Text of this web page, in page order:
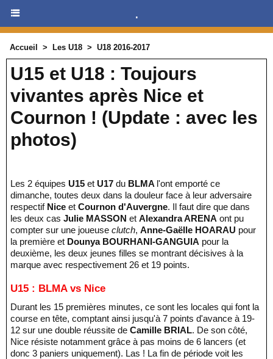
.
Accueil > Les U18 > U18 2016-2017
U15 et U18 : Toujours
vivantes après Nice et
Cournon ! (Update : avec les
photos)
Les 2 équipes U15 et U17 du BLMA l'ont emporté ce
dimanche, toutes deux dans la douleur face à leur adversaire
respectif Nice et Cournon d'Auvergne. Il faut dire que dans
les deux cas Julie MASSON et Alexandra ARENA ont pu
compter sur une joueuse clutch, Anne-Gaëlle HOARAU pour
la première et Dounya BOURHANI-GANGUIA pour la
deuxième, les deux jeunes filles se montrant décisives à la
marque avec respectivement 26 et 19 points.
U15 : BLMA vs Nice
Durant les 15 premières minutes, ce sont les locales qui font la
course en tête, comptant ainsi jusqu'à 7 points d'avance à 19-
12 sur une double réussite de Camille BRIAL. De son côté,
Nice résiste notamment grâce à pas moins de 6 lancers (et
donc 3 paniers uniquement). Las ! La fin de période voit les